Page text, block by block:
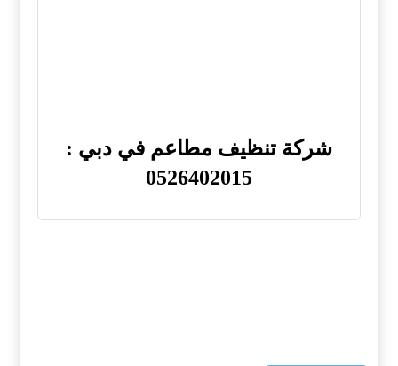
شركة تنظيف مطاعم في دبي :
0526402015